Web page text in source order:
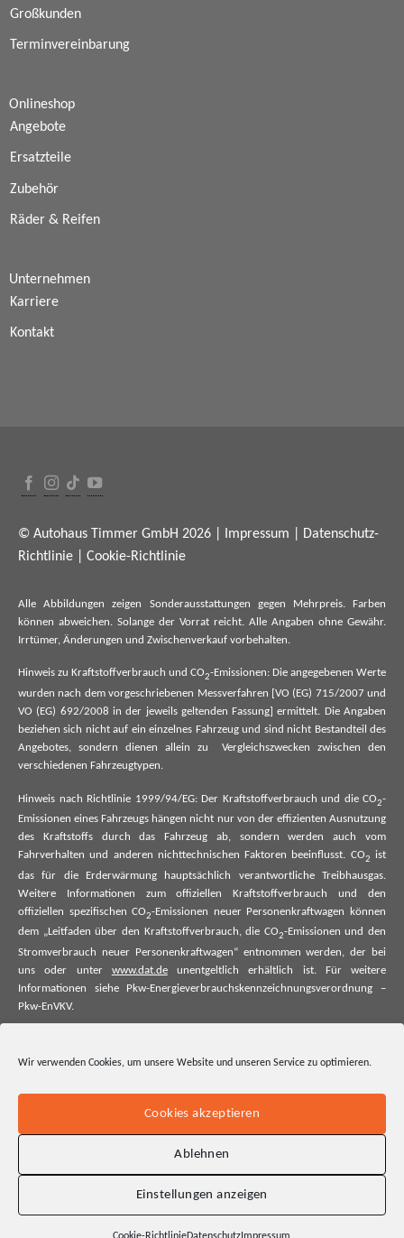
Wir verwenden Cookies, um unsere Website und unseren Service zu optimieren.
Cookies akzeptieren
Ablehnen
Einstellungen anzeigen
Großkunden
Terminvereinbarung
Onlineshop
Angebote
Ersatzteile
Zubehör
Räder & Reifen
Unternehmen
Karriere
Kontakt
© Autohaus Timmer GmbH 2026 | Impressum
Datenschutz-
Richtlinie
Cookie-Richtlinie
Alle Abbildungen zeigen Sonderausstattungen gegen Mehrpreis. Farben
können abweichen. Solange der Vorrat reicht. Alle Angaben ohne Gewähr.
Irrtümer, Änderungen und Zwischenverkauf vorbehalten.
Hinweis zu Kraftstoffverbrauch und CO2-Emissionen: Die angegebenen Werte
wurden nach dem vorgeschriebenen Messverfahren [VO (EG) 715/2007 und
VO (EG) 692/2008 in der jeweils geltenden Fassung] ermittelt. Die Angaben
beziehen sich nicht auf ein einzelnes Fahrzeug und sind nicht Bestandteil des
Angebotes, sondern dienen allein zu Vergleichszwecken zwischen den
verschiedenen Fahrzeugtypen.
Hinweis nach Richtlinie 1999/94/EG: Der Kraftstoffverbrauch und die CO2-
Emissionen eines Fahrzeugs hängen nicht nur von der effizienten Ausnutzung
des Kraftstoffs durch das Fahrzeug ab, sondern werden auch vom
Fahrverhalten und anderen nichttechnischen Faktoren beeinflusst. CO2
ist
das für die Erderwärmung hauptsächlich verantwortliche Treibhausgas.
Weitere Informationen zum offiziellen Kraftstoffverbrauch und den
offiziellen spezifischen CO2-Emissionen neuer Personenkraftwagen können
dem „Leitfaden über den Kraftstoffverbrauch, die CO2-Emissionen und den
Stromverbrauch neuer Personenkraftwagen“ entnommen werden, der bei
uns oder unter www.dat.deunentgeltlich erhältlich ist. Für weitere
Informationen siehe Pkw-Energieverbrauchskennzeichnungsverordnung –
Pkw-EnVKV.
offiziellen spezifischen CO₂-Emissionen und ggf. zum Stromverbrauch neuer
offiziellen spezifischen CO₂-Emissionen und den offiziellen Stromverbrauch
neuer Pkw entnommen werden. Dieser ist an allen Verkaufsstellen und bei
der Deutschen Automobil Treuhand GmbH unentgeltlich erhältlich, sowie